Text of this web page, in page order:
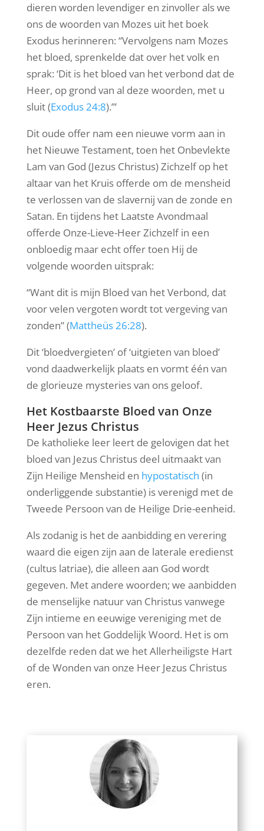
dieren worden levendiger en zinvoller als we
ons de woorden van Mozes uit het boek
Exodus herinneren: “Vervolgens nam Mozes
het bloed, sprenkelde dat over het volk en
sprak: ‘Dit is het bloed van het verbond dat de
Heer, op grond van al deze woorden, met u
sluit (Exodus 24:8).’”
Dit oude offer nam een ​​nieuwe vorm aan in
het Nieuwe Testament, toen het Onbevlekte
Lam van God (Jezus Christus) Zichzelf op het
altaar van het Kruis offerde om de mensheid
te verlossen van de slavernij van de zonde en
Satan. En tijdens het Laatste Avondmaal
offerde Onze-Lieve-Heer Zichzelf in een
onbloedig maar echt offer toen Hij de
volgende woorden uitsprak:
“Want dit is mijn Bloed van het Verbond, dat
voor velen vergoten wordt tot vergeving van
zonden” (Mattheüs 26:28).
Dit ‘bloedvergieten’ of ‘uitgieten van bloed’
vond daadwerkelijk plaats en vormt één van
de glorieuze mysteries van ons geloof.
Het Kostbaarste Bloed van Onze
Heer Jezus Christus
De katholieke leer leert de gelovigen dat het
bloed van Jezus Christus deel uitmaakt van
Zijn Heilige Mensheid en hypostatisch (in
onderliggende substantie) is verenigd met de
Tweede Persoon van de Heilige Drie-eenheid.
Als zodanig is het de aanbidding en verering
waard die eigen zijn aan de laterale eredienst
(cultus latriae), die alleen aan God wordt
gegeven. Met andere woorden; we aanbidden
de menselijke natuur van Christus vanwege
Zijn intieme en eeuwige vereniging met de
Persoon van het Goddelijk Woord. Het is om
dezelfde reden dat we het Allerheiligste Hart
of de Wonden van onze Heer Jezus Christus
eren.